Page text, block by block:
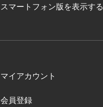
スマートフォン版を表示する
マイアカウント
会員登録